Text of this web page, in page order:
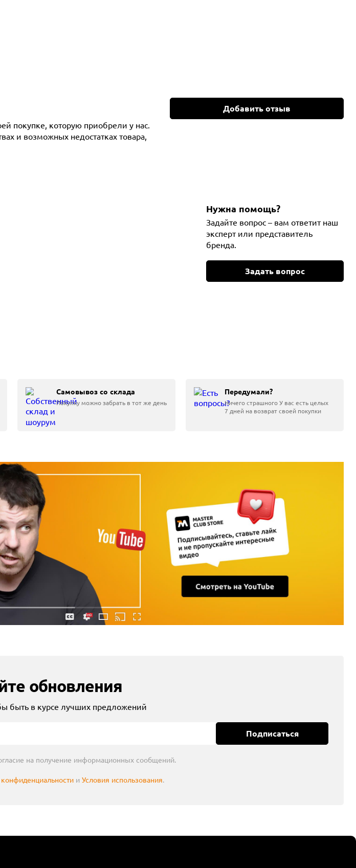
покупке, которую приобрели у нас.
и возможных недостатках товара,
Добавить отзыв
Нужна помощь?
Задайте вопрос – вам ответит наш
эксперт или представитель
бренда.
Задать вопрос
Самовывоз со склада
Покупку можно забрать в тот же день
Передумали?
Ничего страшного У вас есть целых
7 дней на возврат своей покупки
обновления
быть в курсе лучших предложений
Подписаться
на получение информационных сообщений.
и Условия использования.